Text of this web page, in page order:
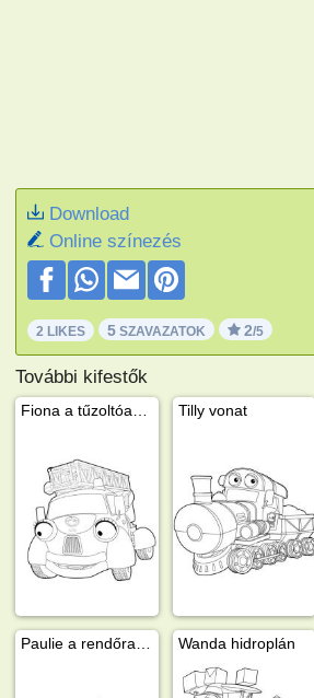
Download
Online színezés
2 LIKES 5 SZAVAZATOK 2/5
További kifestők
Tilly vonat
Wanda hidroplán